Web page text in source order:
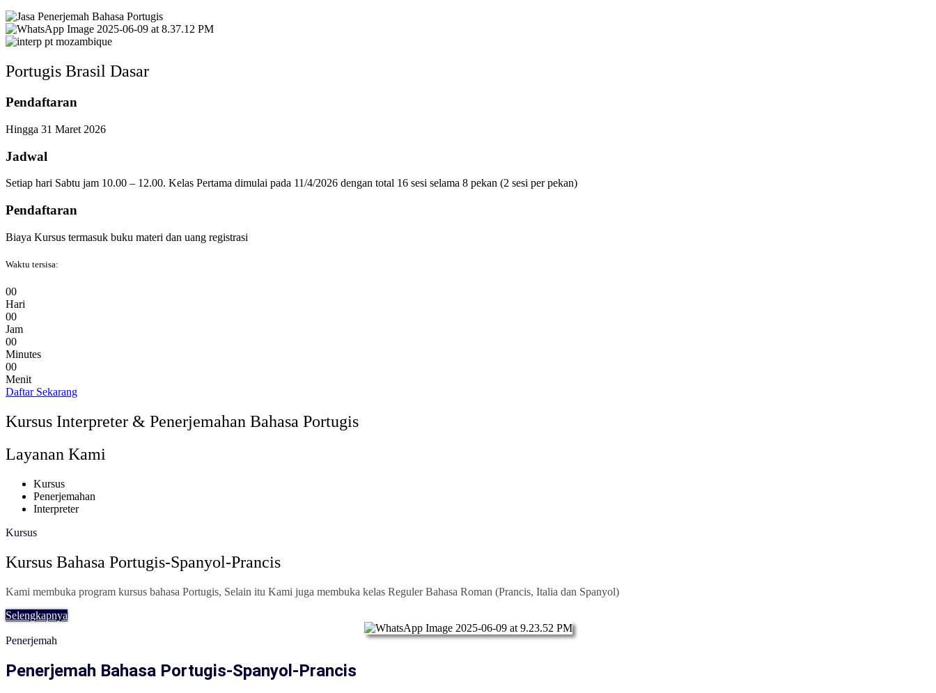
Portugis Brasil Dasar
Pendaftaran
Hingga 31 Maret 2026
Jadwal
Setiap hari Sabtu jam 10.00 – 12.00. Kelas Pertama dimulai pada 11/4/2026 dengan total 16 sesi selama 8 pekan (2 sesi per pekan)
Pendaftaran
Biaya Kursus termasuk buku materi dan uang registrasi
Waktu tersisa:
00
Hari
00
Jam
00
Minutes
00
Menit
Daftar Sekarang
Kursus Interpreter & Penerjemahan Bahasa Portugis
Layanan Kami
Kursus
Penerjemahan
Interpreter
Kursus
Kursus Bahasa Portugis-Spanyol-Prancis
Kami membuka program kursus bahasa Portugis, Selain itu Kami juga membuka kelas Reguler Bahasa Roman (Prancis, Italia dan Spanyol)
Selengkapnya
Penerjemah
Penerjemah Bahasa Portugis-Spanyol-Prancis